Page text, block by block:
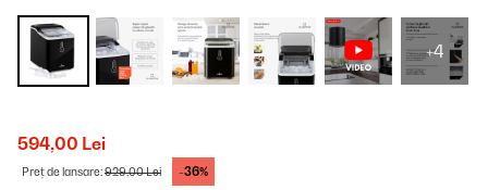
+4
594,00 Lei
Preț de lansare:929,00 Lei -36%